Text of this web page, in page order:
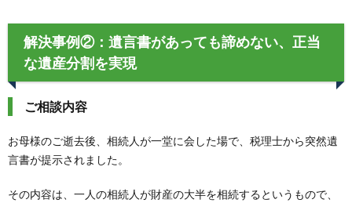
解決事例②：遺言書があっても諦めない、正当
な遺産分割を実現
ご相談内容
お母様のご逝去後、相続人が一堂に会した場で、税理士から突然遺
言書が提示されました。
その内容は、一人の相続人が財産の大半を相続するというもので、